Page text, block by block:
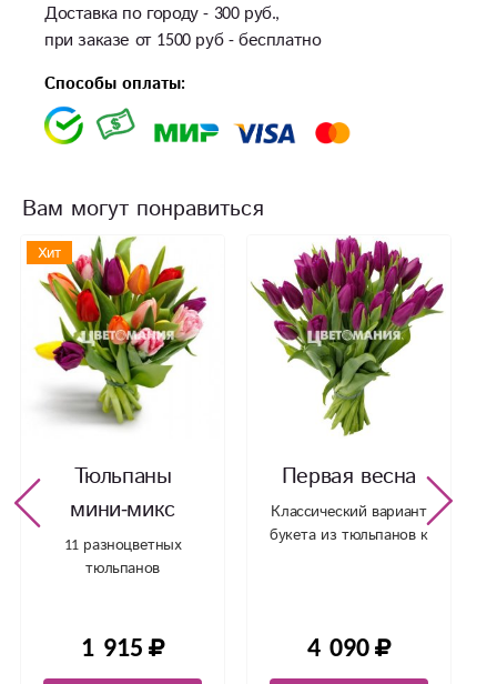
Доставка по городу - 300 руб.,
при заказе от 1500 руб - бесплатно
Способы оплаты:
Вам могут понравиться
Хит
Тюльпаны
мини-микс
11 разноцветных
тюльпанов
1 915
Первая весна
Классический вариант
букета из тюльпанов к
4 090